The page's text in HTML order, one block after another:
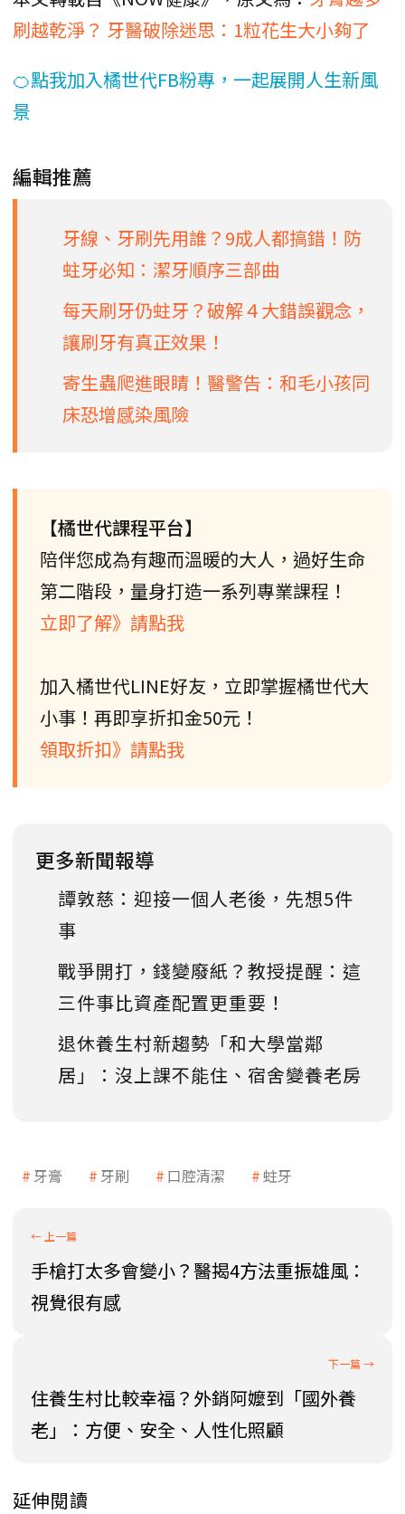
刷越乾淨？ 牙醫破除迷思：1粒花生大小夠了
🍊點我加入橘世代FB粉專，一起展開人生新風
景
編輯推薦
牙線、牙刷先用誰？9成人都搞錯！防
蛀牙必知：潔牙順序三部曲
每天刷牙仍蛀牙？破解４大錯誤觀念，
讓刷牙有真正效果！
寄生蟲爬進眼睛！醫警告：和毛小孩同
床恐增感染風險
【橘世代課程平台】
陪伴您成為有趣而溫暖的大人，過好生命
第二階段，量身打造一系列專業課程！
立即了解》請點我
加入橘世代LINE好友，立即掌握橘世代大
小事！再即享折扣金50元！
領取折扣》請點我
更多新聞報導
譚敦慈：迎接一個人老後，先想5件
事
戰爭開打，錢變廢紙？教授提醒：這
三件事比資產配置更重要！
退休養生村新趨勢「和大學當鄰
居」：沒上課不能住、宿舍變養老房
牙膏 牙刷 口腔清潔 蛀牙
手槍打太多會變小？醫揭4方法重振雄風：
視覺很有感
住養生村比較幸福？外銷阿嬤到「國外養
老」：方便、安全、人性化照顧
延伸閱讀